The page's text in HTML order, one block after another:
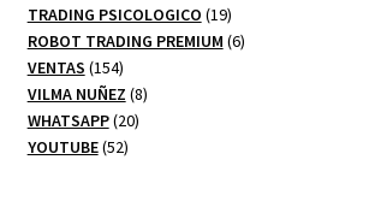
productos
TRADING PSICOLOGICO 1919
productos
ROBOT TRADING PREMIUM 66
VENTAS 154154
productos
VILMA NUÑEZ 88
WHATSAPP 2020
YOUTUBE 5252